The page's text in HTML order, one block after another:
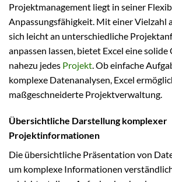
Projektmanagement liegt in seiner
Anpassungsfähigkeit. Mit einer Vielzahl
sich leicht an unterschiedliche
anpassen lassen, bietet Excel eine
nahezu jedes Projekt . Ob einfache
komplexe Datenanalysen, Excel
maßgeschneiderte Projektverwaltung.
Übersichtliche Darstellung komplexer
Projektinformationen
Die übersichtliche Präsentation von
um komplexe Informationen